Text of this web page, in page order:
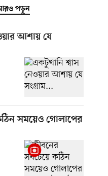
আরও পড়ুন
আশায় যে
সময়েও গোলাপের